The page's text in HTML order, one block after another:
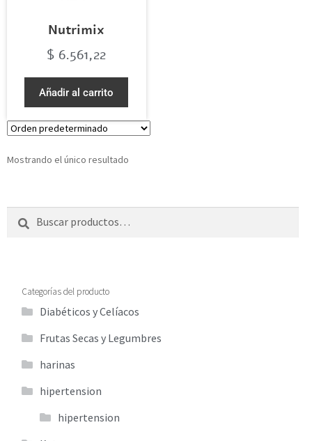
Categorías del producto
Diabéticos y Celíacos
Frutas Secas y Legumbres
harinas
hipertension
hipertension
Nutrimix
$ 6.561,22
Añadir al carrito
Mostrando el único resultado